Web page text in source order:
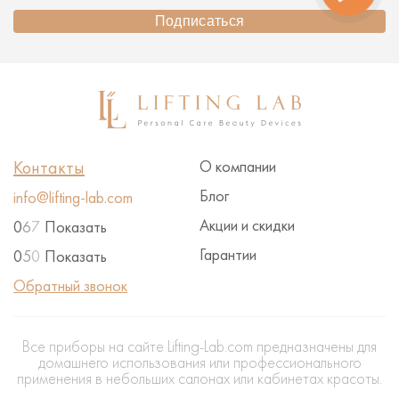
понравилось моё приобретение, я очень рада, что
мое лицо после каждого сеанса молодеет, что
Подписаться
О компании
Блог
Акции и скидки
Гарантии
Контакты
info@lifting-lab.com
067 Показать
050 Показать
Обратный звонок
Все приборы на сайте Lifting-Lab.com предназначены для
домашнего использования или профессионального
применения в небольших салонах или кабинетах красоты.